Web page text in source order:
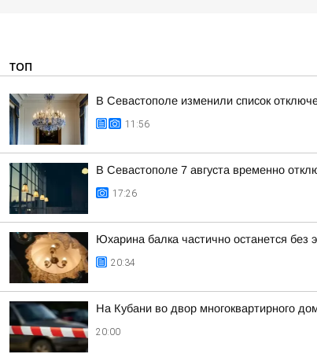
ТОП
В Севастополе изменили список
11:56
В Севастополе 7 августа временно
17:26
Юхарина балка частично останется без
20:34
На Кубани во двор многоквартирного
20:00